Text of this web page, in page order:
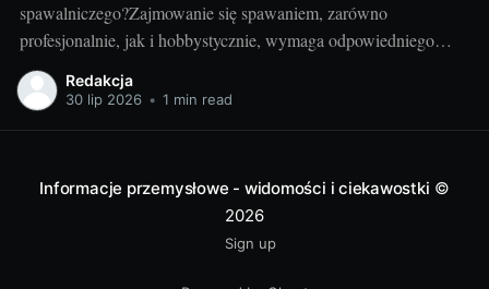
spawalniczego?Zajmowanie się spawaniem, zarówno
profesjonalnie, jak i hobbystycznie, wymaga odpowiedniego
wyposażenia stołu spawalniczego. Wybór odpowiednich
akcesoriów jest kluczowy dla wydajności i bezpieczeństwa
Przyjrzyjmy się niektórym elementom.
Redakcja
30 lip 2026 • 1 min read
Informacje przemysłowe - widomości i ciekawostki ©
2026
Sign up